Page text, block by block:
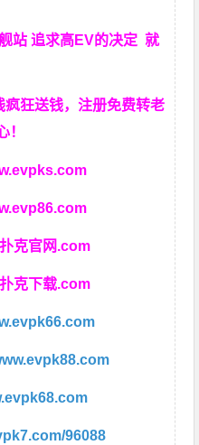
站 追求高EV的决定就
疯狂送钱，注册免费转老
！
克官网.com
克下载.com
96088